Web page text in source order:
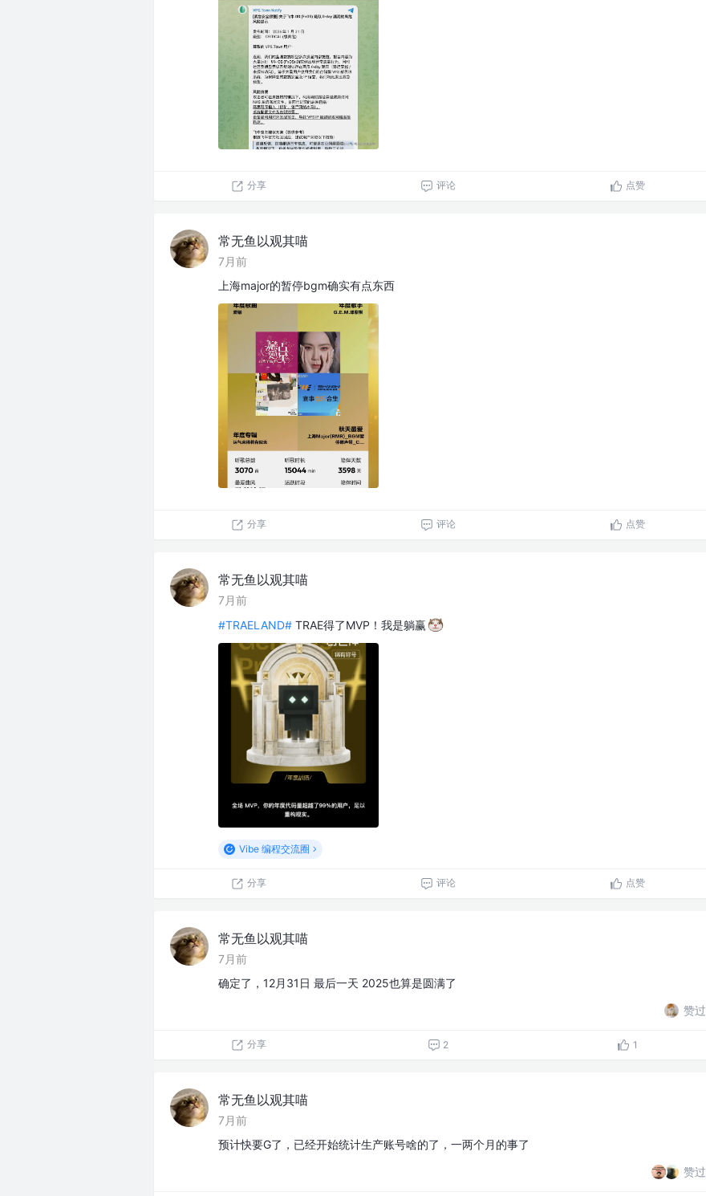
分享 评论 点赞
常无鱼以观其喵
7月前
上海major的暂停bgm确实有点东西
分享 评论 点赞
常无鱼以观其喵
7月前
#TRAELAND# TRAE得了MVP！我是躺赢
Vibe 编程交流圈
分享 评论 点赞
常无鱼以观其喵
7月前
确定了，12月31日 最后一天 2025也算是圆满了
赞过
分享 2 1
常无鱼以观其喵
7月前
预计快要G了，已经开始统计生产账号啥的了，一两个月的事了
赞过